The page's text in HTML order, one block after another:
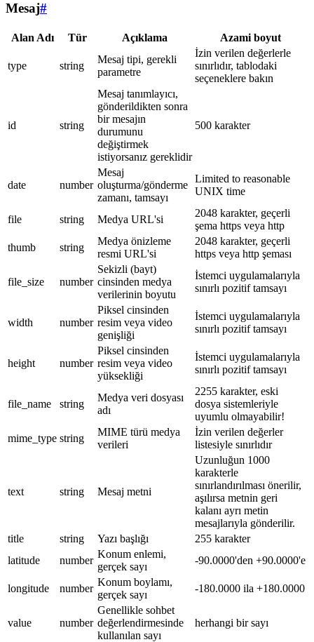
Mesaj#
Alan Adı Tür Açıklama Azami boyut
type string
Mesaj tipi, gerekli
parametre
İzin verilen değerlerle
sınırlıdır, tablodaki
seçeneklere bakın
id string
Mesaj tanımlayıcı,
gönderildikten sonra
bir mesajın
durumunu
değiştirmek
istiyorsanız gereklidir
500 karakter
date number
Mesaj
oluşturma/gönderme
zamanı, tamsayı
Limited to reasonable
UNIX time
file string Medya URL'si
2048 karakter, geçerli
şema https veya http
thumb
string
Medya önizleme
resmi URL'si
2048 karakter, geçerli
https veya http şeması
file_size number
Sekizli (bayt)
cinsinden medya
verilerinin boyutu
İstemci uygulamalarıyla
sınırlı pozitif tamsayı
width number
Piksel cinsinden
resim veya video
genişliği
İstemci uygulamalarıyla
sınırlı pozitif tamsayı
height number
Piksel cinsinden
resim veya video
yüksekliği
İstemci uygulamalarıyla
sınırlı pozitif tamsayı
file_name string
Medya veri dosyası
adı
2255 karakter, eski
dosya sistemleriyle
uyumlu olmayabilir!
mime_type string
MIME türü medya
verileri
İzin verilen değerler
listesiyle sınırlıdır
text string Mesaj metni
Uzunluğun 1000
karakterle
sınırlandırılması önerilir,
aşılırsa metnin geri
kalanı ayrı metin
mesajlarıyla gönderilir.
title
string Yazı başlığı
255 karakter
latitude
number
Konum enlemi,
gerçek sayı
-90.0000'den +90.0000'e
longitude number
Konum boylamı,
gerçek sayı
-180.0000 ila +180.0000
value number
Genellikle sohbet
değerlendirmesinde
kullanılan sayı
herhangi bir sayı